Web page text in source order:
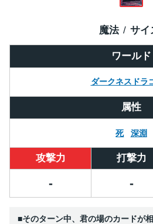
ワールド
ダークネスドラ
魔法 サイ
属性
死 深淵
攻撃力 打撃力
- -
■そのターン中、君の場のカードが